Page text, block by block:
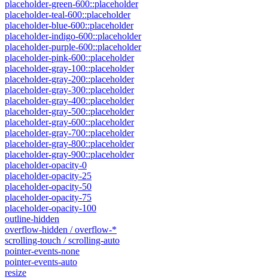
placeholder-green-600::placeholder
placeholder-teal-600::placeholder
placeholder-blue-600::placeholder
placeholder-indigo-600::placeholder
placeholder-purple-600::placeholder
placeholder-pink-600::placeholder
placeholder-gray-100::placeholder
placeholder-gray-200::placeholder
placeholder-gray-300::placeholder
placeholder-gray-400::placeholder
placeholder-gray-500::placeholder
placeholder-gray-600::placeholder
placeholder-gray-700::placeholder
placeholder-gray-800::placeholder
placeholder-gray-900::placeholder
placeholder-opacity-0
placeholder-opacity-25
placeholder-opacity-50
placeholder-opacity-75
placeholder-opacity-100
outline-hidden
overflow-hidden / overflow-*
scrolling-touch / scrolling-auto
pointer-events-none
pointer-events-auto
resize